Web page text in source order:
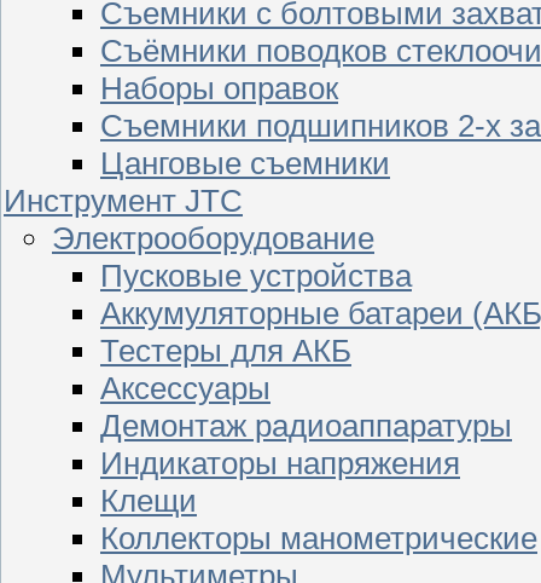
Съемники с болтовыми
Съёмники поводков
Наборы оправок
Съемники подшипников 2-х
Цанговые съемники
Инструмент JTC
Электрооборудование
Пусковые устройства
Аккумуляторные батареи
Тестеры для АКБ
Аксессуары
Демонтаж радиоаппаратуры
Индикаторы напряжения
Клещи
Коллекторы манометрические
Мультиметры